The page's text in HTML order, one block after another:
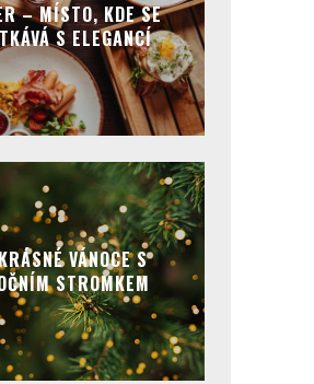
– MÍSTO, KDE SE
S ELEGANCÍ
VÁNOCE S
STROMKEM